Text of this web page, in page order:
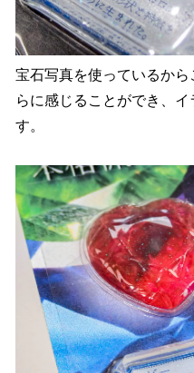
宝石写真を使っているか
らに感じることができ、
す。